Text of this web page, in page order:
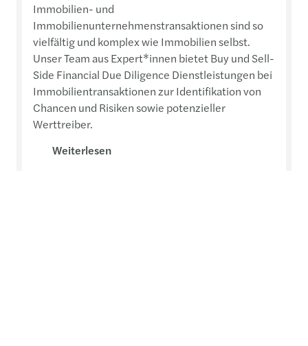
Immobilien- und
Immobilienunternehmenstransaktionen sind so
vielfältig und komplex wie Immobilien selbst.
Unser Team aus Expert*innen bietet Buy und Sell-
Side Financial Due Diligence Dienstleistungen bei
Immobilientransaktionen zur Identifikation von
Chancen und Risiken sowie potenzieller
Werttreiber.
Weiterlesen